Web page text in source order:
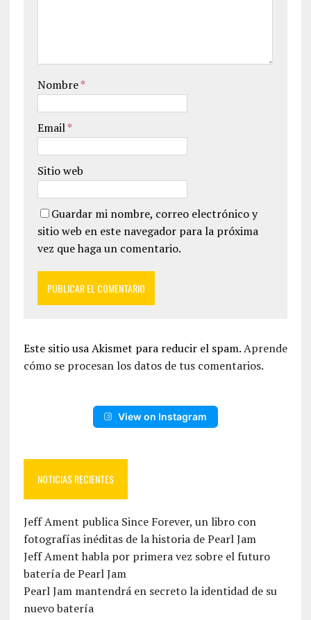
Nombre*
Email*
Sitio web
Guardar mi nombre, correo electrónico y
sitio web en este navegador para la próxima
vez que haga un comentario.
Este sitio usa Akismet para reducir el spam.Aprende
cómo se procesan los datos de tus comentarios.
View on Instagram
NOTICIAS RECIENTES
Jeff Ament publica Since Forever, un libro con
fotografías inéditas de la historia de Pearl Jam
Jeff Ament habla por primera vez sobre el futuro
batería de Pearl Jam
Pearl Jam mantendrá en secreto la identidad de su
nuevo batería